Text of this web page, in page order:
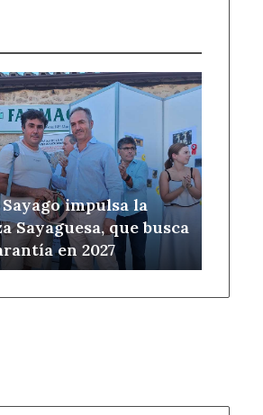
impulsa la
Sayaguesa, que busca
en 2027